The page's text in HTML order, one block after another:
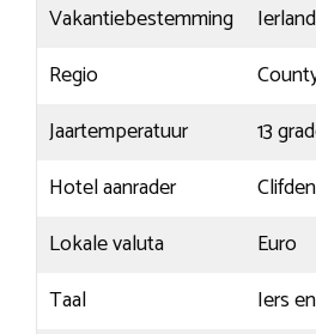
Vakantiebestemming
Ierland
Regio
Jaartemperatuur
13
Hotel aanrader
Lokale valuta
Euro
Taal
Iers